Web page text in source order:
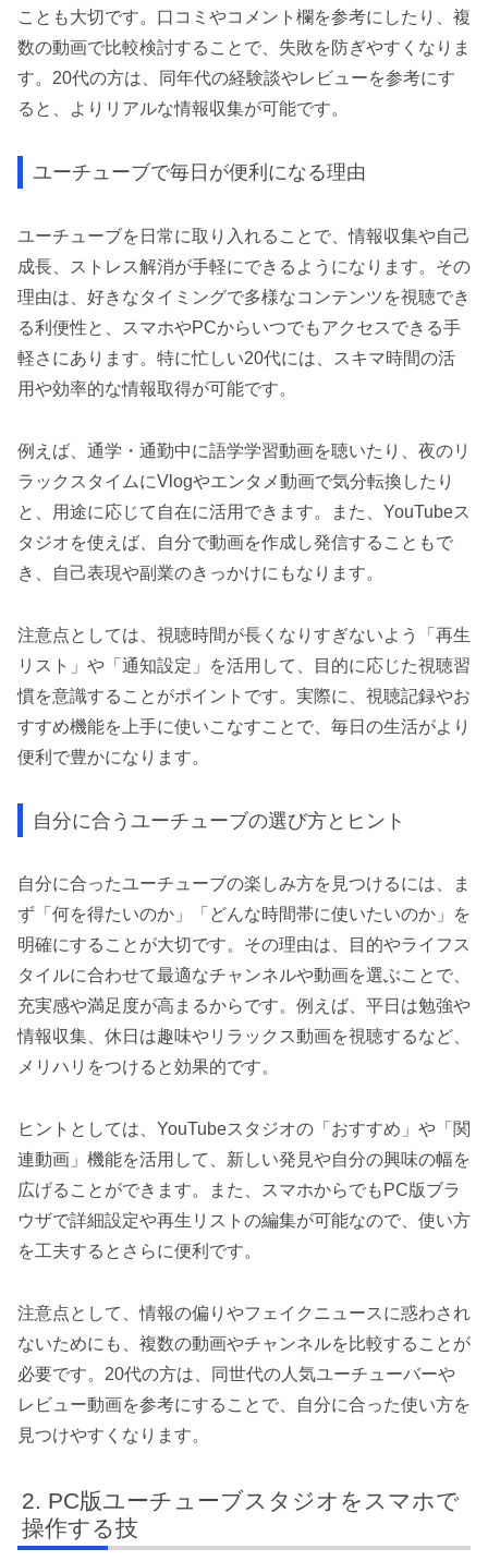
ことも大切です。口コミやコメント欄を参考にしたり、複
数の動画で比較検討することで、失敗を防ぎやすくなりま
す。20代の方は、同年代の経験談やレビューを参考にす
ると、よりリアルな情報収集が可能です。
ユーチューブで毎日が便利になる理由
ユーチューブを日常に取り入れることで、情報収集や自己
成長、ストレス解消が手軽にできるようになります。その
理由は、好きなタイミングで多様なコンテンツを視聴でき
る利便性と、スマホやPCからいつでもアクセスできる手
軽さにあります。特に忙しい20代には、スキマ時間の活
用や効率的な情報取得が可能です。
例えば、通学・通勤中に語学学習動画を聴いたり、夜のリ
ラックスタイムにVlogやエンタメ動画で気分転換したり
と、用途に応じて自在に活用できます。また、YouTubeス
タジオを使えば、自分で動画を作成し発信することもで
き、自己表現や副業のきっかけにもなります。
注意点としては、視聴時間が長くなりすぎないよう「再生
リスト」や「通知設定」を活用して、目的に応じた視聴習
慣を意識することがポイントです。実際に、視聴記録やお
すすめ機能を上手に使いこなすことで、毎日の生活がより
便利で豊かになります。
自分に合うユーチューブの選び方とヒント
自分に合ったユーチューブの楽しみ方を見つけるには、ま
ず「何を得たいのか」「どんな時間帯に使いたいのか」を
明確にすることが大切です。その理由は、目的やライフス
タイルに合わせて最適なチャンネルや動画を選ぶことで、
充実感や満足度が高まるからです。例えば、平日は勉強や
情報収集、休日は趣味やリラックス動画を視聴するなど、
メリハリをつけると効果的です。
ヒントとしては、YouTubeスタジオの「おすすめ」や「関
連動画」機能を活用して、新しい発見や自分の興味の幅を
広げることができます。また、スマホからでもPC版ブラ
ウザで詳細設定や再生リストの編集が可能なので、使い方
を工夫するとさらに便利です。
注意点として、情報の偏りやフェイクニュースに惑わされ
ないためにも、複数の動画やチャンネルを比較することが
必要です。20代の方は、同世代の人気ユーチューバーや
レビュー動画を参考にすることで、自分に合った使い方を
見つけやすくなります。
PC版ユーチューブスタジオをスマホで
操作する技